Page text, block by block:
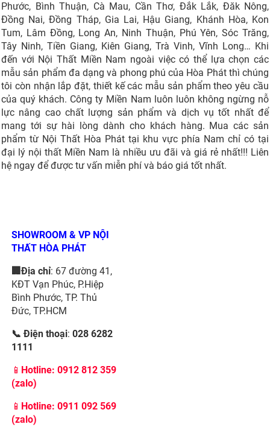
Phước, Bình Thuận, Cà Mau, Cần Thơ, Đắk Lắk, Đăk Nông,
Đồng Nai, Đồng Tháp, Gia Lai, Hậu Giang, Khánh Hòa, Kon
Tum, Lâm Đồng, Long An, Ninh Thuận, Phú Yên, Sóc Trăng,
Tây Ninh, Tiền Giang, Kiên Giang, Trà Vinh, Vĩnh Long… Khi
đến với Nội Thất Miền Nam ngoài việc có thể lựa chọn các
mẫu sản phẩm đa dạng và phong phú của Hòa Phát thì chúng
tôi còn nhận lắp đặt, thiết kế các mẫu sản phẩm theo yêu cầu
của quý khách. Công ty Miền Nam luôn luôn không ngừng nỗ
lực nâng cao chất lượng sản phẩm và dịch vụ tốt nhất để
mang tới sự hài lòng dành cho khách hàng. Mua các sản
phẩm từ Nội Thất Hòa Phát tại khu vực phía Nam chỉ có tại
đại lý nội thất Miền Nam là nhiều ưu đãi và giá rẻ nhất!!! Liên
hệ ngay để được tư vấn miễn phí và báo giá tốt nhất.
SHOWROOM & VP NỘI
THẤT HÒA PHÁT
🏢Địa chỉ: 67 đường 41,
KĐT Vạn Phúc, P.Hiệp
Bình Phước, TP. Thủ
Đức, TP.HCM
📞 Điện thoại: 028 6282
1111
📱 Hotline: 0912 812 359
(zalo)
📱 Hotline: 0911 092 569
(zalo)